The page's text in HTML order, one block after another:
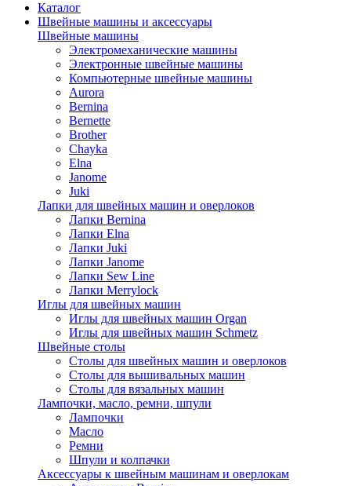
Каталог
Швейные машины и аксессуары
Швейные машины
Электромеханические машины
Электронные швейные машины
Компьютерные швейные машины
Aurora
Bernina
Bernette
Brother
Chayka
Elna
Janome
Juki
Лапки для швейных машин и оверлоков
Лапки Bernina
Лапки Elna
Лапки Juki
Лапки Janome
Лапки Sew Line
Лапки Merrylock
Иглы для швейных машин
Иглы для швейных машин Organ
Иглы для швейных машин Schmetz
Швейные столы
Столы для швейных машин и оверлоков
Столы для вышивальных машин
Столы для вязальных машин
Лампочки, масло, ремни, шпули
Лампочки
Масло
Ремни
Шпули и колпачки
Аксессуары к швейным машинам и оверлокам